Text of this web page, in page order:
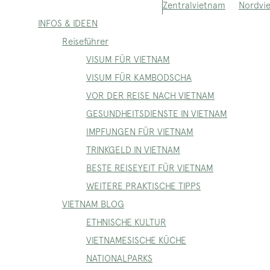
Zentralvietnam
INFOS & IDEEN
Reiseführer
VISUM FÜR VIETNAM
VISUM FÜR KAMBODSCHA
VOR DER REISE NACH VIETNAM
GESUNDHEITSDIENSTE IN VIETNAM
IMPFUNGEN FÜR VIETNAM
TRINKGELD IN VIETNAM
BESTE REISEYEIT FÜR VIETNAM
WEITERE PRAKTISCHE TIPPS
VIETNAM BLOG
ETHNISCHE KULTUR
VIETNAMESISCHE KÜCHE
NATIONALPARKS